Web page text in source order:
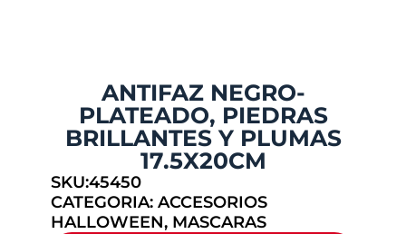
ANTIFAZ NEGRO-
PLATEADO, PIEDRAS
BRILLANTES Y PLUMAS
17.5X20CM
SKU:45450
CATEGORIA: ACCESORIOS
HALLOWEEN, MASCARAS